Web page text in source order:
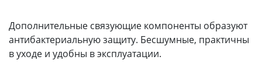
Дополнительные связующие компоненты образуют
антибактериальную защиту. Бесшумные, практичны
в уходе и удобны в эксплуатации.